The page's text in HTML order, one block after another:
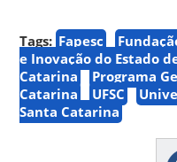
Tags: Fapesc
e Inovação do Estado
Catarina
Programa
Catarina
UFSC
Santa Catarina